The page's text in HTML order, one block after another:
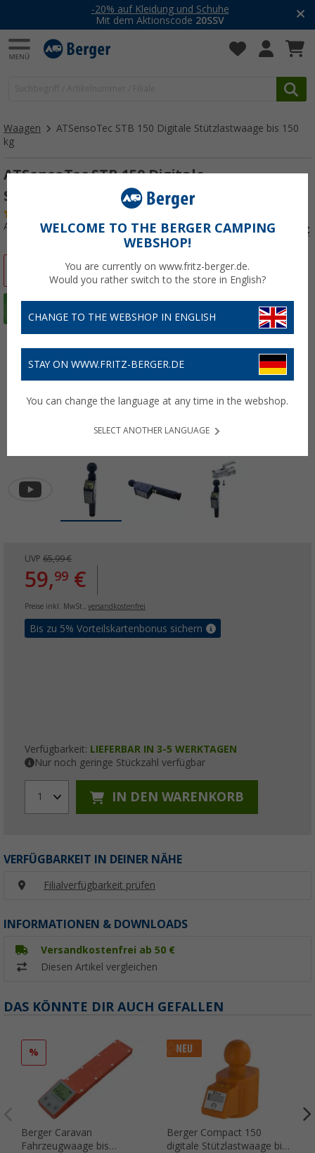
-20% auf Kleidung und Schuhe
Mit dem Aktionscode 20SSV
Waagen
ATSensoTec STB 150 Digitale Stützlastwaage bis 150
kg
ATSensoTec STB 150 Digitale
Stützlastwaage bis 150 kg
Art.-Nr.: 238610
UVP 65,99 €
59,99 €
Preise inkl. MwSt., versandkostenfrei
Bis zu 5% Vorteilskartenbonus sichern
Verfügbarkeit: LIEFERBAR IN 3-5 WERKTAGEN
Nur noch geringe Stückzahl verfügbar
1 IN DEN WARENKORB
VERFÜGBARKEIT IN DEINER NÄHE
Filialverfügbarkeit prüfen
INFORMATIONEN & DOWNLOADS
Versandkostenfrei ab 50 €
Diesen Artikel vergleichen
DAS KÖNNTE DIR AUCH GEFALLEN
%
Berger Caravan
Fahrzeugwaage bis
Berger Compact 150
digitale Stützlastwaage bis
WELCOME TO THE BERGER CAMPING
WEBSHOP!
You are currently on www.fritz-berger.de.
Would you rather switch to the store in English?
CHANGE TO THE WEBSHOP IN ENGLISH
STAY ON WWW.FRITZ-BERGER.DE
You can change the language at any time in the webshop.
SELECT ANOTHER LANGUAGE